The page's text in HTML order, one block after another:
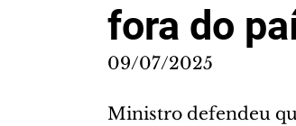
fora do
09/07/2025
Ministro defendeu